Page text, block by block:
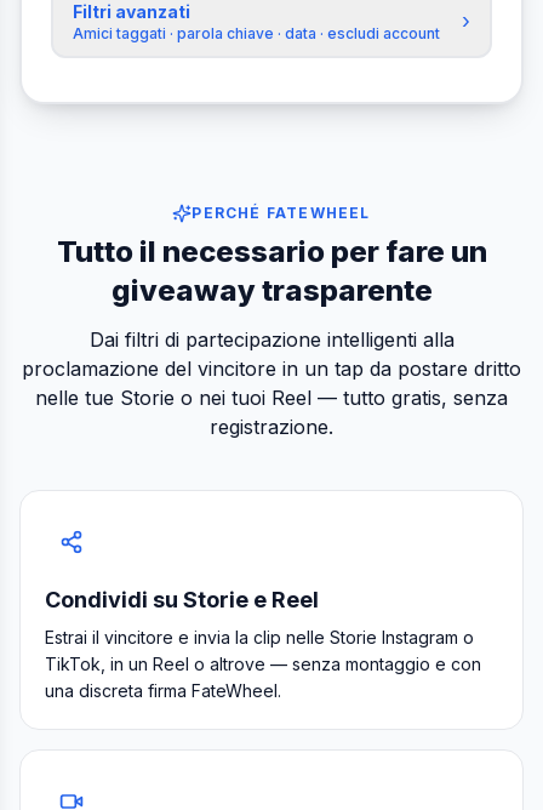
Filtri avanzati
Amici taggati · parola chiave · data · escludi account ›
PERCHÉ FATEWHEEL
Tutto il necessario per fare un
giveaway trasparente
Dai filtri di partecipazione intelligenti alla
proclamazione del vincitore in un tap da postare dritto
nelle tue Storie o nei tuoi Reel — tutto gratis, senza
registrazione.
Condividi su Storie e Reel
Estrai il vincitore e invia la clip nelle Storie Instagram o
TikTok, in un Reel o altrove — senza montaggio e con
una discreta firma FateWheel.